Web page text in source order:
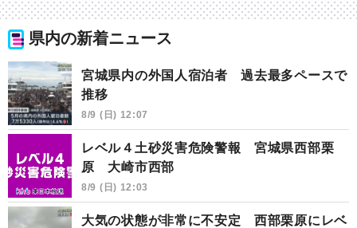
県内の新着ニュース
宮城県内の外国人宿泊者 過去最多ペースで
推移
8/9 (日) 12:07
レベル４土砂災害危険警報 宮城県西部栗
原 大崎市西部
8/9 (日) 12:03
大気の状態が非常に不安定 西部栗原にレベ